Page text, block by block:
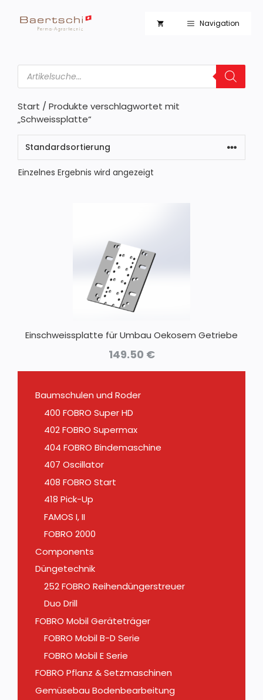
Inhalt
Navigation
Products
search
Start / Produkte verschlagwortet mit
„Schweissplatte“
Einzelnes Ergebnis wird angezeigt
Einschweissplatte für Umbau Oekosem Getriebe
149.50 €
Baumschulen und Roder
400 FOBRO Super HD
402 FOBRO Supermax
404 FOBRO Bindemaschine
407 Oscillator
408 FOBRO Start
418 Pick-Up
FAMOS I, II
FOBRO 2000
Components
Düngetechnik
252 FOBRO Reihendüngerstreuer
Duo Drill
FOBRO Mobil Geräteträger
FOBRO Mobil B-D Serie
FOBRO Mobil E Serie
FOBRO Pflanz & Setzmaschinen
Gemüsebau Bodenbearbeitung